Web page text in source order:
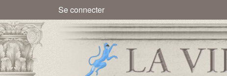
Menu du compte de l'utilisateur
Se connecter